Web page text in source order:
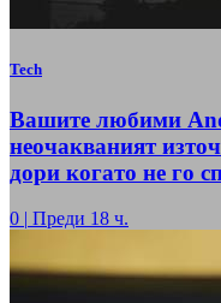
Tech
Вашите любими
неочакваният
дори когато не го
0 | Преди 18 ч.